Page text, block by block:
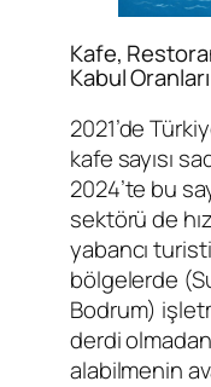
Kafe,
Kabul Oranları
2021’de
kafe sayısı
2024’te bu
sektörü de
yabancı
bölgelerde
Bodrum)
derdi
alabilmenin